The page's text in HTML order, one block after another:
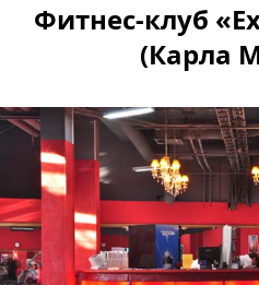
Фитнес-клуб
(Карла